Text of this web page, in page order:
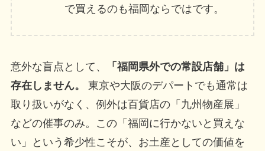
で買えるのも福岡ならではです。
意外な盲点として、
「福岡県外での常設店舗」は
存在しません。
東京や大阪のデパートでも通常は
取り扱いがなく、例外は百貨店の「九州物産展」
などの催事のみ。この「福岡に行かないと買えな
い」という希少性こそが、お土産としての価値を